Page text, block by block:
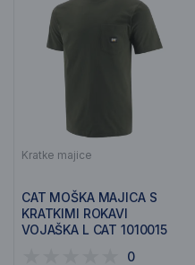
Kratke majice
CAT MOŠKA MAJICA S
KRATKIMI ROKAVI
VOJAŠKA L CAT 1010015
0